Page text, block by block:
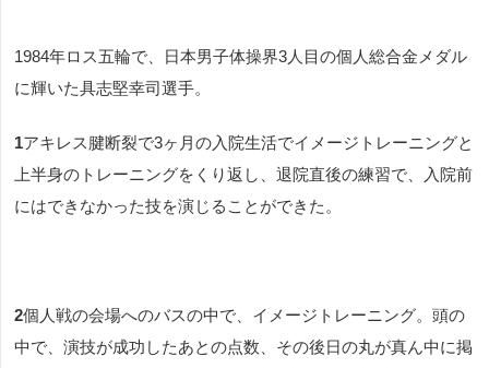
1984年ロス五輪で、
日本男子体操界3人目の個人総合金メダル
に輝いた具志堅幸司選手。
1アキレス腱断裂で3ヶ月の入院生活でイメージト レーニングと
上半身のト レーニングをくり返し、退院直後の練習で、入院前
にはできなかった技を演じることができた。
2個人戦の会場へのバスの中で、イメージト レーニング。頭の
中で、演技が成功したあとの点数、その後日の丸が真ん中に掲